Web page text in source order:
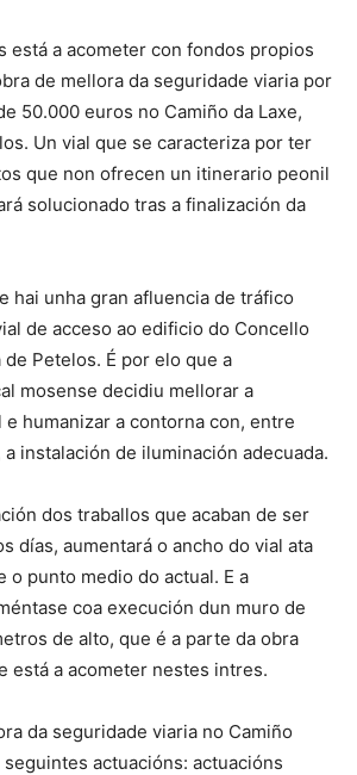
está a acometer con fondos propios
de mellora da seguridade viaria por
50.000 euros no Camiño da Laxe,
Un vial que se caracteriza por ter
que non ofrecen un itinerario peonil
solucionado tras a finalización da
hai unha gran afluencia de tráfico
de acceso ao edificio do Concello
Petelos. É por elo que a
mosense decidiu mellorar a
humanizar a contorna con, entre
instalación de iluminación adecuada.
dos traballos que acaban de ser
días, aumentará o ancho do vial ata
o punto medio do actual. E a
coa execución dun muro de
de alto, que é a parte da obra
está a acometer nestes intres.
da seguridade viaria no Camiño
seguintes actuacións: actuacións